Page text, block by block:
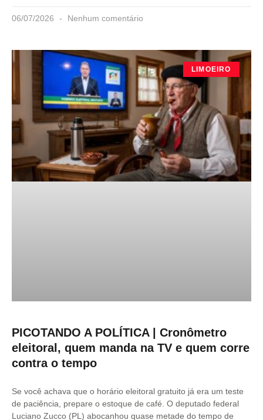
06/07/2026 Nenhum comentário
LIMOEIRO
PICOTANDO A POLÍTICA | Cronômetro
eleitoral, quem manda na TV e quem corre
contra o tempo
Se você achava que o horário eleitoral gratuito já era um teste
de paciência, prepare o estoque de café. O deputado federal
Luciano Zucco (PL) abocanhou quase metade do tempo de